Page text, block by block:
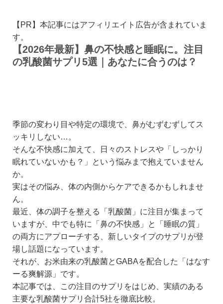
【PR】本記事にはアフィリエイト広告が含まれていま
す。
【2026年最新】鼻の不快感と睡眠に。注目
の乳酸菌サプリ5選｜あなたに合うのは？
季節の変わり目や特定の環境で、鼻がむずむずしてス
ッキリしない…。
そんな不快感に加えて、日々のストレスや「しっかり
眠れていないかも？」という悩みまで抱えていません
か。
実はその悩み、体の内側からケアできるかもしれませ
ん。
最近、体の調子を整える「乳酸菌」に注目が集まって
いますが、中でも特に「鼻の不快感」と「睡眠の質」
の両方にアプローチする、新しいタイプのサプリが登
場し話題になっています。
それが、お米由来の乳酸菌とGABAを配合した「はなす
ーる爽解源」です。
本記事では、この注目のサプリをはじめ、実績のある
主要な乳酸菌サプリ合計5社を徹底比較。